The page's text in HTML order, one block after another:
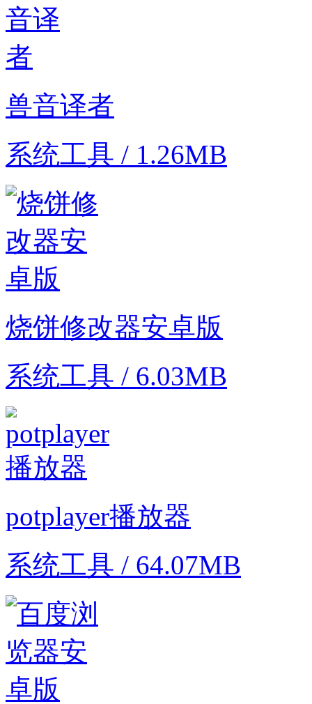
兽音译者
系统工具 / 1.26MB
烧饼修改器安卓版
系统工具 / 6.03MB
potplayer播放器
系统工具 / 64.07MB